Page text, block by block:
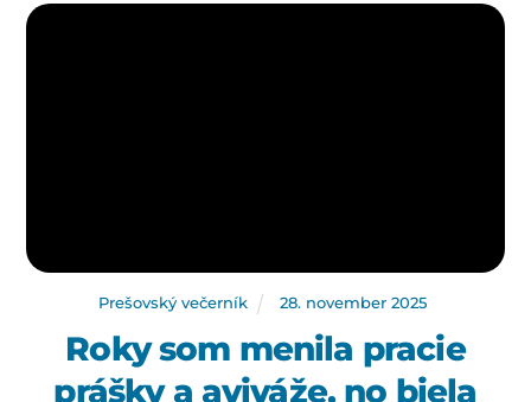
Prešovský večerník 28. november 2025
Roky som menila pracie
prášky a aviváže, no biela